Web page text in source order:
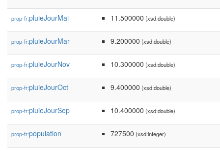
prop-fr:pluieJourMai 11.500000 (xsd:double)
prop-fr:pluieJourMar 9.200000 (xsd:double)
prop-fr:pluieJourNov 10.300000 (xsd:double)
prop-fr:pluieJourOct 9.400000 (xsd:double)
prop-fr:pluieJourSep 10.400000 (xsd:double)
prop-fr:population 727500 (xsd:integer)